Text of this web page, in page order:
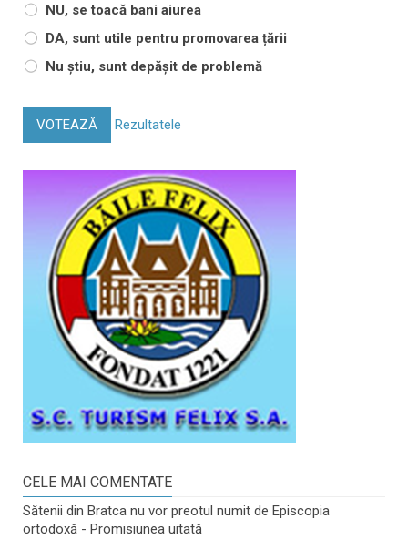
NU, se toacă bani aiurea
DA, sunt utile pentru promovarea țării
Nu știu, sunt depășit de problemă
VOTEAZĂ Rezultatele
CELE MAI COMENTATE
Sătenii din Bratca nu vor preotul numit de Episcopia
ortodoxă - Promisiunea uitată